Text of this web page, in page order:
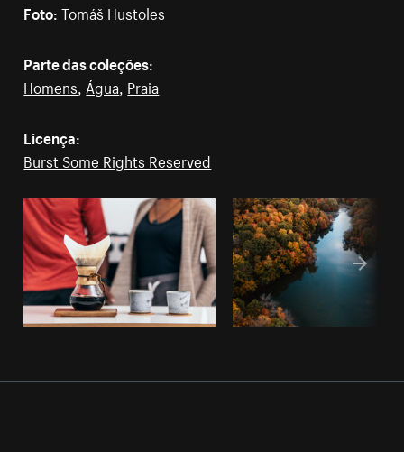
Foto:Tomáš Hustoles
Parte das coleções:
Homens, Água, Praia
Licença:
Burst Some Rights Reserved